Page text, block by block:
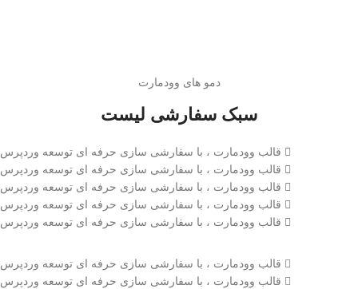
دمو های وودمارت
سبک سفارشی لیست
قالب وودمارت ، با سفارشی سازی حرفه ای توسعه وردپرس
قالب وودمارت ، با سفارشی سازی حرفه ای توسعه وردپرس
قالب وودمارت ، با سفارشی سازی حرفه ای توسعه وردپرس
قالب وودمارت ، با سفارشی سازی حرفه ای توسعه وردپرس
قالب وودمارت ، با سفارشی سازی حرفه ای توسعه وردپرس
قالب وودمارت ، با سفارشی سازی حرفه ای توسعه وردپرس
قالب وودمارت ، با سفارشی سازی حرفه ای توسعه وردپرس